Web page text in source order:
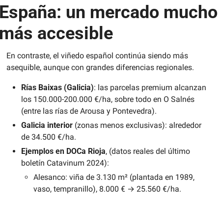
un mercado mucho
accesible
En contraste, el viñedo español continúa siendo más
asequible, aunque con grandes diferencias regionales.
Rías Baixas (Galicia): las parcelas premium alcanzan
los 150.000-200.000 €/ha, sobre todo en O Salnés
(entre las rías de Arousa y Pontevedra).
Galicia interior (zonas menos exclusivas): alrededor
de 34.500 €/ha.
Ejemplos en DOCa Rioja, (datos reales del último
boletín Catavinum 2024):
Alesanco: viña de 3.130 m² (plantada en 1989,
vaso, tempranillo), 8.000 € → 25.560 €/ha.